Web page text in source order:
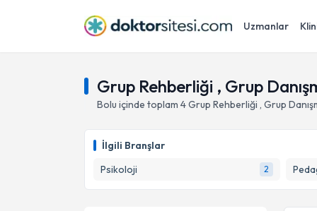
Uzmanlar
Grup Rehberliği , Grup
Bolu içinde toplam 4Grup Rehberliği , Grup
İlgili Branşlar
Psikoloji
2